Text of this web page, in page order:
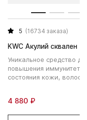
5 (16734 заказа)
KWC Акулий сквален
Уникальное средство
повышения
состояния кожи, волос,
4 880 ₽